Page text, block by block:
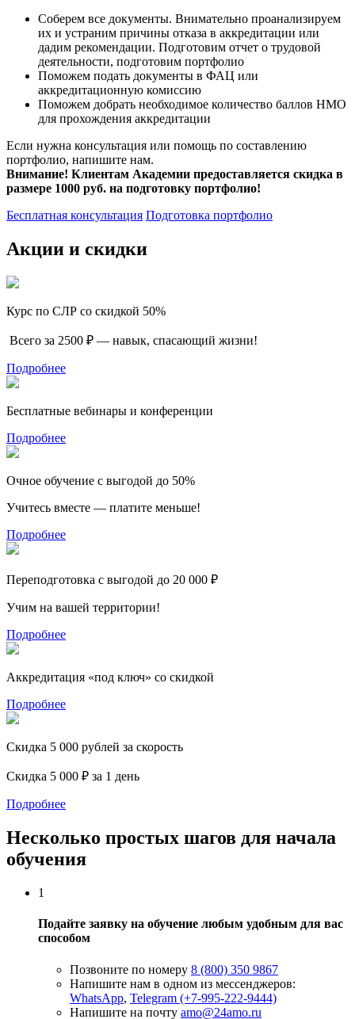
Соберем все документы. Внимательно проанализируем
их и устраним причины отказа в аккредитации или
дадим рекомендации. Подготовим отчет о трудовой
деятельности, подготовим портфолио
Поможем подать документы в ФАЦ или
аккредитационную комиссию
Поможем добрать необходимое количество баллов НМО
для прохождения аккредитации
Если нужна консультация или помощь по составлению
портфолио, напишите нам.
Внимание! Клиентам Академии предоставляется скидка в
размере 1000 руб. на подготовку портфолио!
Бесплатная консультация Подготовка портфолио
Акции и скидки
Курс по СЛР со скидкой 50%
Всего за 2500 ₽ — навык, спасающий жизни!
Подробнее
Бесплатные вебинары и конференции
Подробнее
Очное обучение с выгодой до 50%
Учитесь вместе — платите меньше!
Подробнее
Переподготовка с выгодой до 20 000 ₽
Учим на вашей территории!
Подробнее
Аккредитация «под ключ» со скидкой
Подробнее
Скидка 5 000 рублей за скорость
Скидка 5 000 ₽ за 1 день
Подробнее
Несколько простых шагов для начала
обучения
1
Подайте заявку на обучение любым удобным для вас
способом
Позвоните по номеру 8 (800) 350 9867
Напишите нам в одном из мессенджеров:
WhatsApp, Telegram (+7-995-222-9444)
Напишите на почту amo@24amo.ru